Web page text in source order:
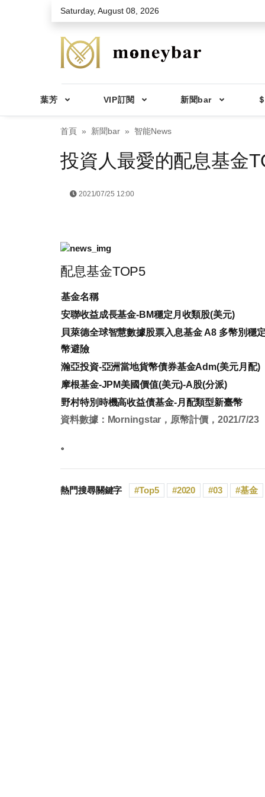
Skip to main contentSaturday, August 08, 2026
葉芳 VIP訂閱 新聞bar
首頁 新聞bar 智能News
投資人最愛的配息基金
2021/07/25 12:00
配息基金TOP5
基金名稱
安聯收益成長基金-BM穩定月收類股(美元)
貝萊德全球智慧數據股票入息基金 A8 多幣別穩
幣避險
瀚亞投資-亞洲當地貨幣債券基金Adm(美元月配)
摩根基金-JPM美國價值(美元)-A股(分派)
野村特別時機高收益債基金-月配類型新臺幣
資料數據：Morningstar，原幣計價，2021/7/23
。
熱門搜尋關鍵字 Top5 2020 03 基金